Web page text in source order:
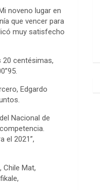
noveno lugar en
que vencer para
muy satisfecho
centésimas,
Edgardo
Nacional de
el 2021”,
Mat,